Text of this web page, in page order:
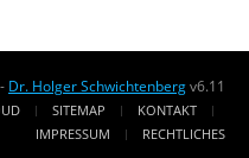
- Dr. Holger Schwichtenbergv6.11
SITEMAP
KONTAKT
IMPRESSUM
RECHTLICHES